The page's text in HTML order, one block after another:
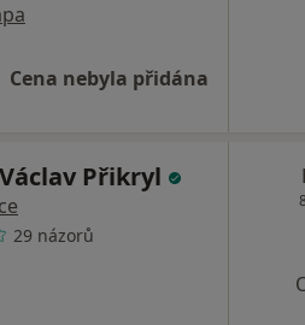
Cena nebyla přidána
Přikryl
29 názorů